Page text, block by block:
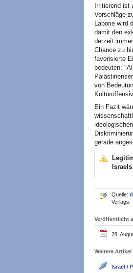
Irritierend
Vorschläge
Laborie wird
damit den
derzeit
Chance zu
favorisierte
bedeuten:
von
Ein Fazit
gerade
Israels
Quelle:
Verlags.
Veröffentlicht
28.
Weitere
Israel /